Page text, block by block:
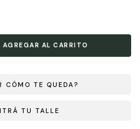
CÓMO TE QUEDA?
TU TALLE